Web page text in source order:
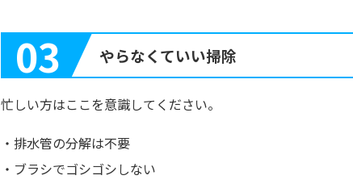
03 やらなくていい掃除
忙しい方はここを意識してください。
・排水管の分解は不要
・ブラシでゴシゴシしない